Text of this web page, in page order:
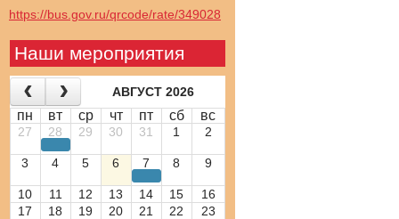
https://bus.gov.ru/qrcode/rate/349028
Наши мероприятия
АВГУСТ 2026
пн вт ср чт пт сб вс
27 28 29 30 31 1 2
3 4 5 6 7 8 9
10 11 12 13 14 15
16
17
18 19 20 21 22
23